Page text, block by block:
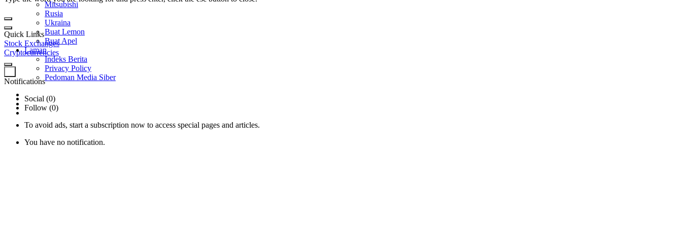
Quick Links
Stock Exchanges
Cryptocurrencies
Notifications
Social (0)
Follow (0)
To avoid ads, start a subscription now to access special pages and articles.
You have no notification.
Mitsubishi
Rusia
Ukraina
Buat Lemon
Buat Apel
Laman
Indeks Berita
Privacy Policy
Pedoman Media Siber